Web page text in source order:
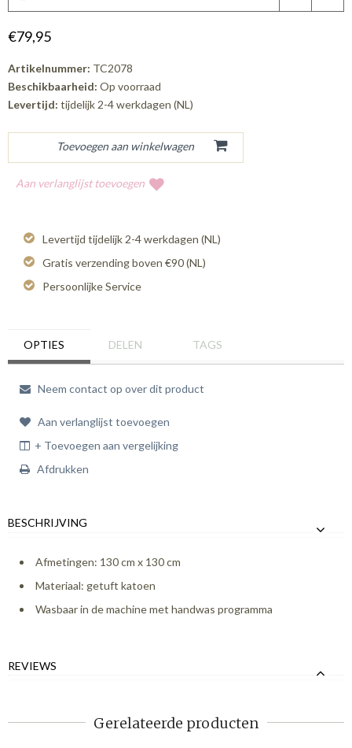
€79,95
Artikelnummer: TC2078
Beschikbaarheid: Op voorraad
Levertijd: tijdelijk 2-4 werkdagen (NL)
Aan verlanglijst toevoegen
Levertijd tijdelijk 2-4 werkdagen (NL)
Gratis verzending boven €90 (NL)
Persoonlijke Service
OPTIES DELEN TAGS
Neem contact op over dit product
Aan verlanglijst toevoegen
+ Toevoegen aan vergelijking
Afdrukken
BESCHRIJVING
Afmetingen: 130 cm x 130 cm
Materiaal: getuft katoen
Wasbaar in de machine met handwas programma
REVIEWS
Gerelateerde producten